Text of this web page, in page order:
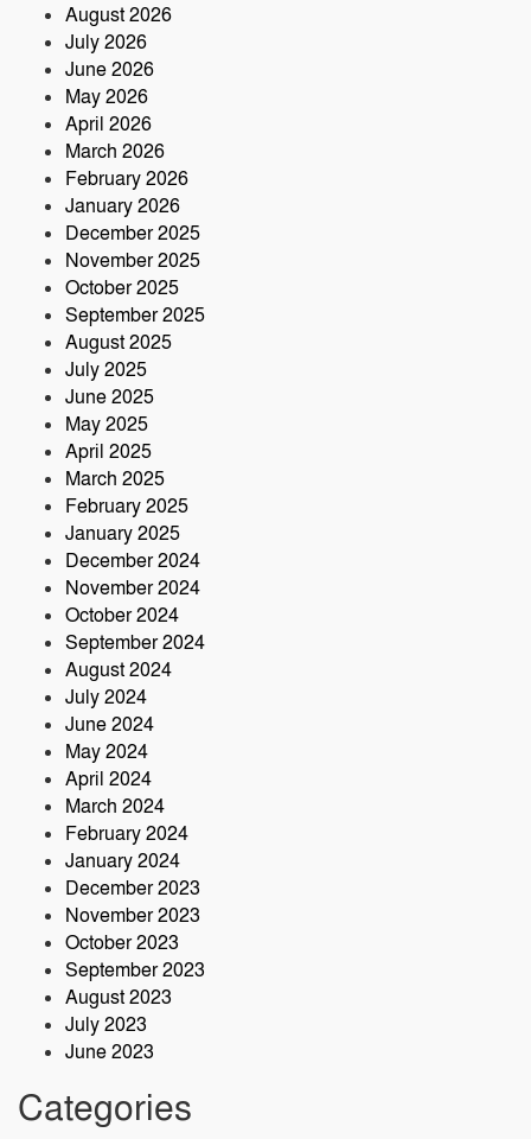
নরসিংদীতে অনুমোদনহীন মোটরসাইকেল
সংযোজন কারখানা : সরকারের রাজস্ব ক্ষতির
আশঙ্কা
কৃষক ও গ্রামীণ অর্থনীতি বদলে দিতে পলাশে
August 2026
July 2026
June 2026
May 2026
April 2026
March 2026
February 2026
January 2026
December 2025
November 2025
October 2025
September 2025
August 2025
July 2025
June 2025
May 2025
April 2025
March 2025
February 2025
January 2025
December 2024
November 2024
October 2024
September 2024
August 2024
July 2024
June 2024
May 2024
April 2024
March 2024
February 2024
January 2024
December 2023
November 2023
October 2023
September 2023
August 2023
July 2023
June 2023
Categories